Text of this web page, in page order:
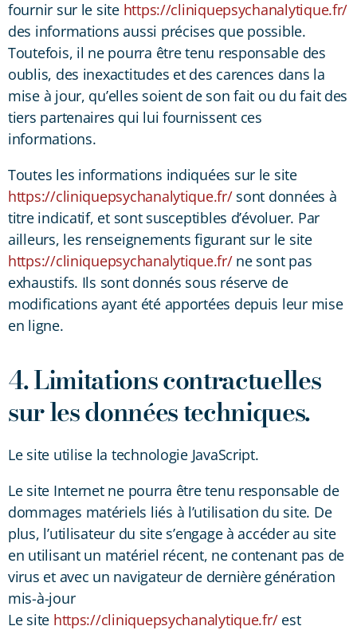
fournir sur le site https://cliniquepsychanalytique.fr/
des informations aussi précises que possible.
Toutefois, il ne pourra être tenu responsable des
oublis, des inexactitudes et des carences dans la
mise à jour, qu’elles soient de son fait ou du fait des
tiers partenaires qui lui fournissent ces
informations.
Toutes les informations indiquées sur le site
https://cliniquepsychanalytique.fr/sont données à
titre indicatif, et sont susceptibles d’évoluer. Par
ailleurs, les renseignements figurant sur le site
https://cliniquepsychanalytique.fr/ne sont pas
exhaustifs. Ils sont donnés sous réserve de
modifications ayant été apportées depuis leur mise
en ligne.
4. Limitations contractuelles
sur les données techniques.
Le site utilise la technologie JavaScript.
Le site Internet ne pourra être tenu responsable de
dommages matériels liés à l’utilisation du site. De
plus, l’utilisateur du site s’engage à accéder au site
en utilisant un matériel récent, ne contenant pas de
virus et avec un navigateur de dernière génération
mis-à-jour
Le site https://cliniquepsychanalytique.fr/est